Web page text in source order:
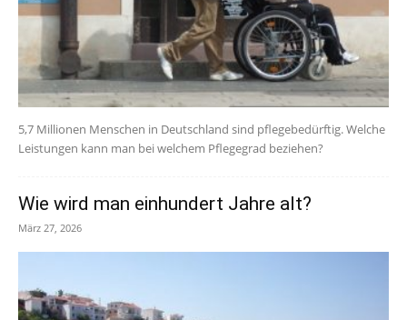
5,7 Millionen Menschen in Deutschland sind pflegebedürftig. Welche
Leistungen kann man bei welchem Pflegegrad beziehen?
Wie wird man einhundert Jahre alt?
März 27, 2026